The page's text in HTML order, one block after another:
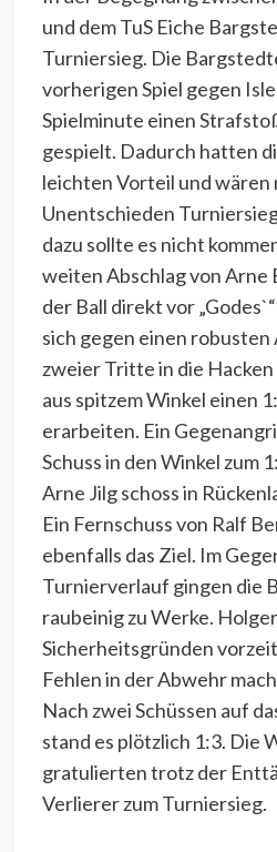
und dem TuS Eiche
Turniersieg. Die
vorherigen Spiel gegen
Spielminute einen
gespielt. Dadurch hatten
leichten Vorteil und wären
Unentschieden
dazu sollte es nicht
weiten Abschlag von Arne
der Ball direkt vor
sich gegen einen
zweier Tritte in die
aus spitzem Winkel einen
erarbeiten. Ein
Schuss in den Winkel zum
Arne Jilg schoss in
Ein Fernschuss von Ralf
ebenfalls das Ziel. Im
Turnierverlauf gingen die
raubeinig zu Werke.
Sicherheitsgründen
Fehlen in der Abwehr
Nach zwei Schüssen auf
stand es plötzlich 1:3. Die
gratulierten trotz der
Verlierer zum Turniersieg.